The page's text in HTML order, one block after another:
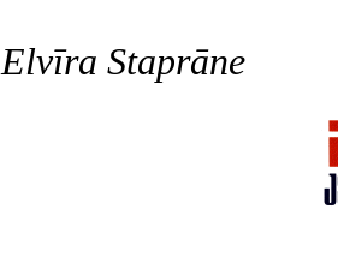
Elvīra Staprāne